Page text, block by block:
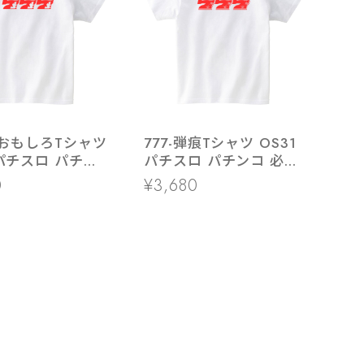
もしろTシャツ
勝祈願 ギャン
777-弾痕Tシャツ OS31
パチスロ パチンコ 必勝
祈願
¥3,680